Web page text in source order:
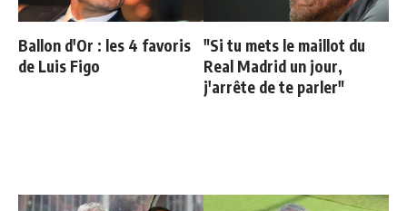
Ballon d'Or : les 4 favoris
de Luis Figo
"Si tu mets le maillot du
Real Madrid un jour,
j'arrête de te parler"